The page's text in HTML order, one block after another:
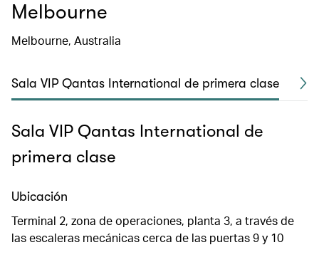
Melbourne
Melbourne, Australia
Sala VIP Qantas International de primera clase
Sala VIP Qantas International de
primera clase
Ubicación
Terminal 2, zona de operaciones, planta 3, a través de
las escaleras mecánicas cerca de las puertas 9 y 10